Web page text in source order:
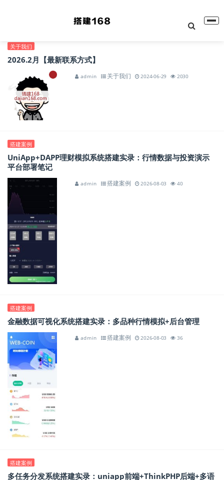
搭建168 - 专业源码下载与
关于我们
2026.2月【最新联系方式】
admin 关于我们 2024-06-29 2030
搭建案例
UniApp+DAPP理财模拟系统搭建实录：行情数据与投资演示
平台部署笔记
admin 搭建案例 2026-08-03 40
搭建案例
金融数据可视化系统搭建实录：多品种行情模拟+后台管理
admin 搭建案例 2026-08-03 36
搭建案例
多任务分发系统搭建实录：uniapp前端+ThinkPHP后端+多语